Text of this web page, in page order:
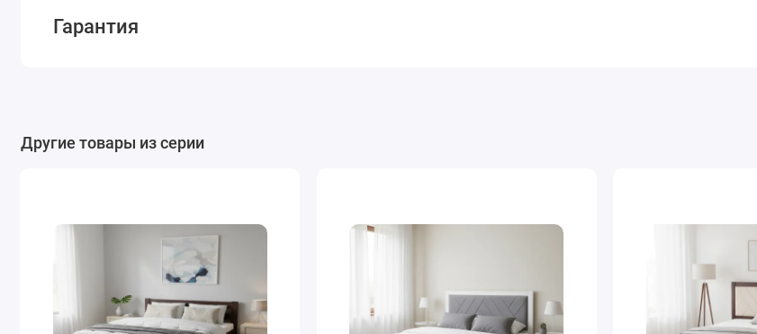
Гарантия
Другие товары из серии